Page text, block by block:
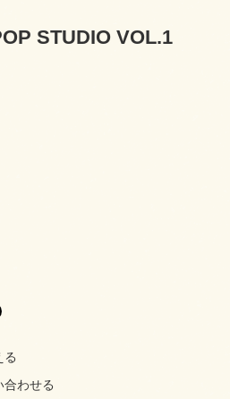
STUDIO VOL.1
る
合わせる